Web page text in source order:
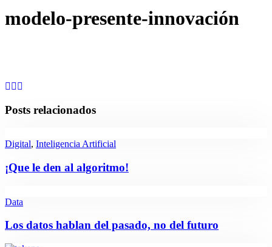
modelo-presente-innovación
Posts relacionados
Digital, Inteligencia Artificial
¡Que le den al algoritmo!
Data
Los datos hablan del pasado, no del futuro